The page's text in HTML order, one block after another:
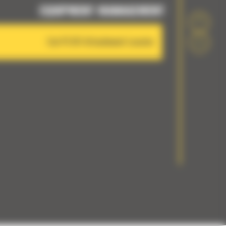
EQUIPMENT MANAGEMENT
Cat PL161 Attachment Locator